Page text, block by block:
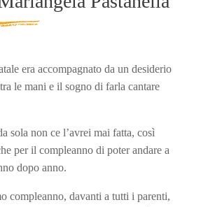
era accompagnato da un desiderio
le mani e il sogno di farla cantare
sola non ce l’avrei mai fatta, così
per il compleanno di poter andare a
dopo anno.
compleanno, davanti a tutti i parenti,